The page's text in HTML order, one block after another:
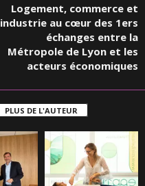
Logement, commerce et
industrie au cœur des 1ers
échanges entre la
Métropole de Lyon et les
acteurs économiques
PLUS DE L'AUTEUR